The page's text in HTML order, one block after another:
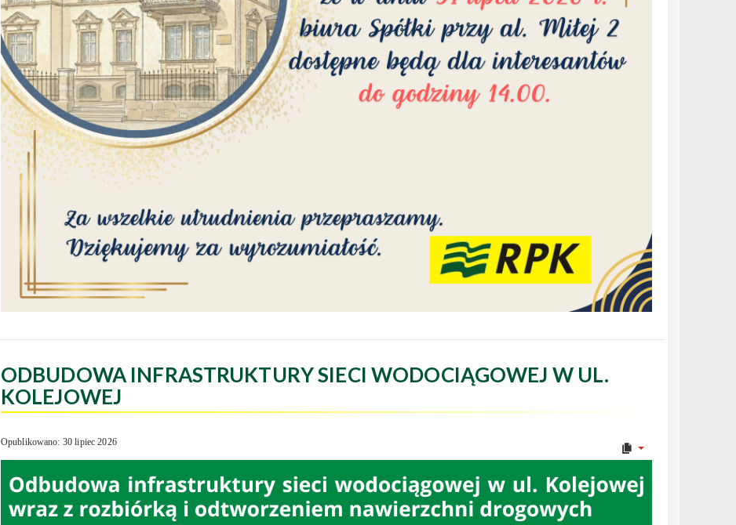
ODBUDOWA INFRASTRUKTURY SIECI WODOCIĄGOWEJ W UL.
KOLEJOWEJ
Opublikowano: 30 lipiec 2026